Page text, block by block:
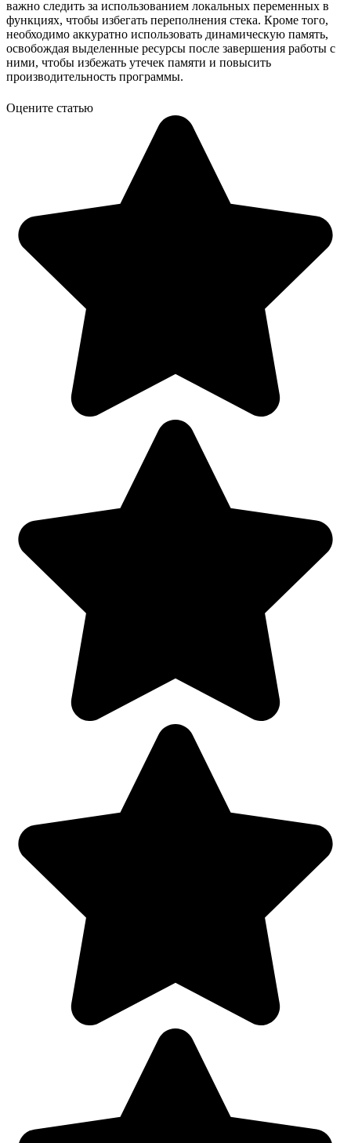
важно следить за использованием локальных переменных в
функциях, чтобы избегать переполнения стека. Кроме того,
необходимо аккуратно использовать динамическую память,
освобождая выделенные ресурсы после завершения работы с
ними, чтобы избежать утечек памяти и повысить
производительность программы.
Оцените статью